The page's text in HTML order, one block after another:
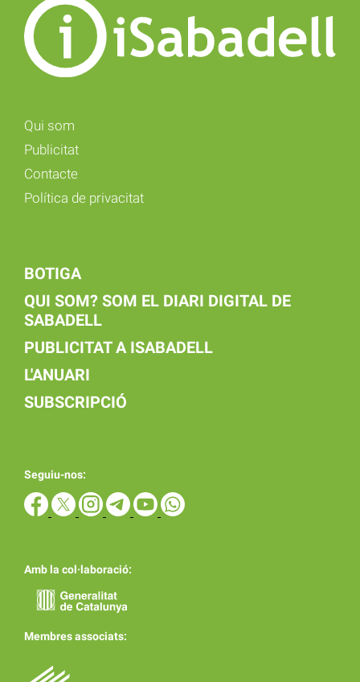
Qui som
Publicitat
Contacte
Política de privacitat
BOTIGA
QUI SOM? SOM EL DIARI DIGITAL DE
SABADELL
PUBLICITAT A ISABADELL
L'ANUARI
SUBSCRIPCIÓ
Seguiu-nos:
Amb la col·laboració:
Membres associats: